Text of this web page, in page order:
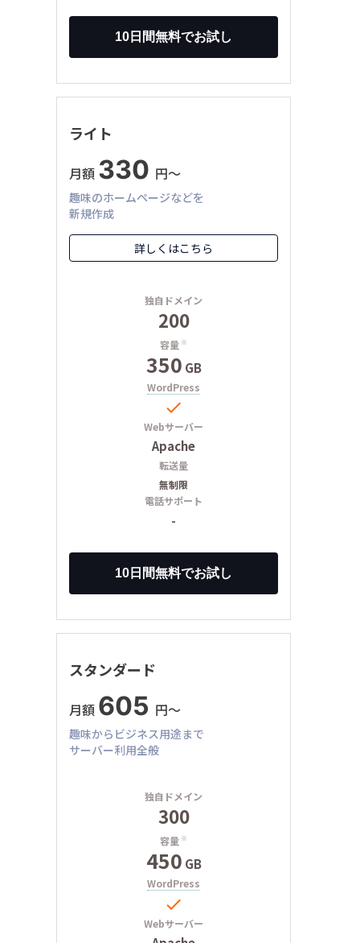
ライト
月額 330 円〜
趣味のホームページなどを
新規作成
詳しくはこちら
独自ドメイン
200
容量 ※
350 GB
WordPress

Webサーバー
Apache
転送量
無制限
電話サポート
-
スタンダード
月額 605 円〜
趣味からビジネス用途まで
サーバー利用全般
独自ドメイン
300
容量 ※
450 GB
WordPress

Webサーバー